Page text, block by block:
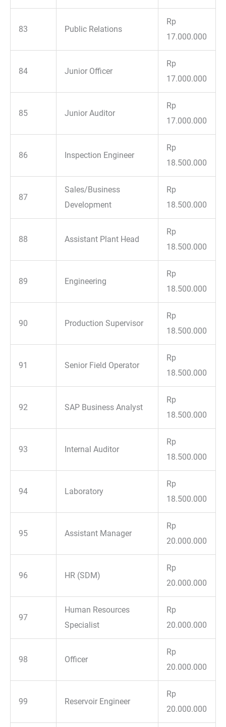
83 Public Relations
Rp
17.000.000
84 Junior Officer
Rp
17.000.000
85 Junior Auditor
Rp
17.000.000
86 Inspection Engineer
Rp
18.500.000
87
Sales/Business
Development
Rp
18.500.000
88 Assistant Plant Head
Rp
18.500.000
89 Engineering
Rp
18.500.000
90 Production Supervisor
Rp
18.500.000
91 Senior Field Operator
Rp
18.500.000
92 SAP Business Analyst
Rp
18.500.000
93 Internal Auditor
Rp
18.500.000
94 Laboratory
Rp
18.500.000
95 Assistant Manager
Rp
20.000.000
96 HR (SDM)
Rp
20.000.000
97
Human Resources
Specialist
Rp
20.000.000
98 Officer
Rp
20.000.000
99 Reservoir Engineer
Rp
20.000.000